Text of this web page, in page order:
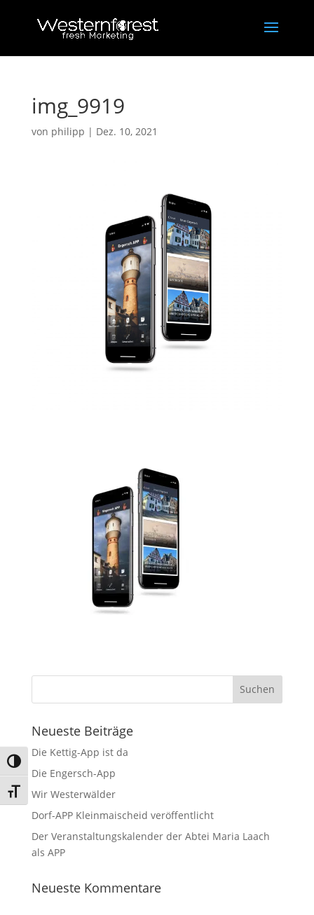
Umschalten auf hohe Kontraste
Schrift vergrößern
img_9919
von philipp | Dez. 10, 2021
Neueste Beiträge
Die Kettig-App ist da
Die Engersch-App
Wir Westerwälder
Dorf-APP Kleinmaischeid veröffentlicht
Der Veranstaltungskalender der Abtei Maria Laach
als APP
Neueste Kommentare